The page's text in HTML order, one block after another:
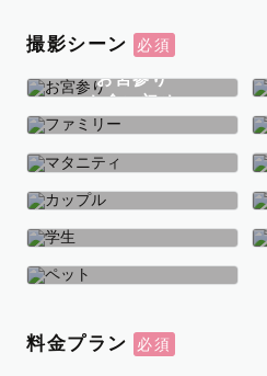
撮影シーン
お宮参り
お食い初め
ファミリー
マタニティ
カップル
学生
料金プラン